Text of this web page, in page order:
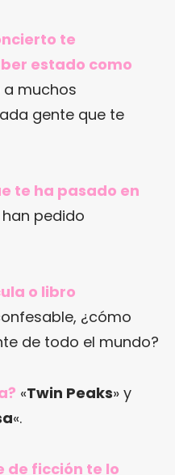
te
estado como
a muchos
gente que te
te ha pasado en
pedido
o libro
¿cómo
de todo el mundo?
«Twin Peaks» y
«.
de ficción te lo